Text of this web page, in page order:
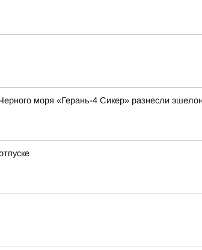
моря «Герань-4 Сикер» разнесли